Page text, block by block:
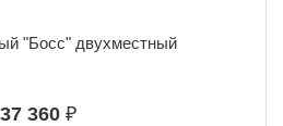
"Босс" двухместный
37 360 ₽